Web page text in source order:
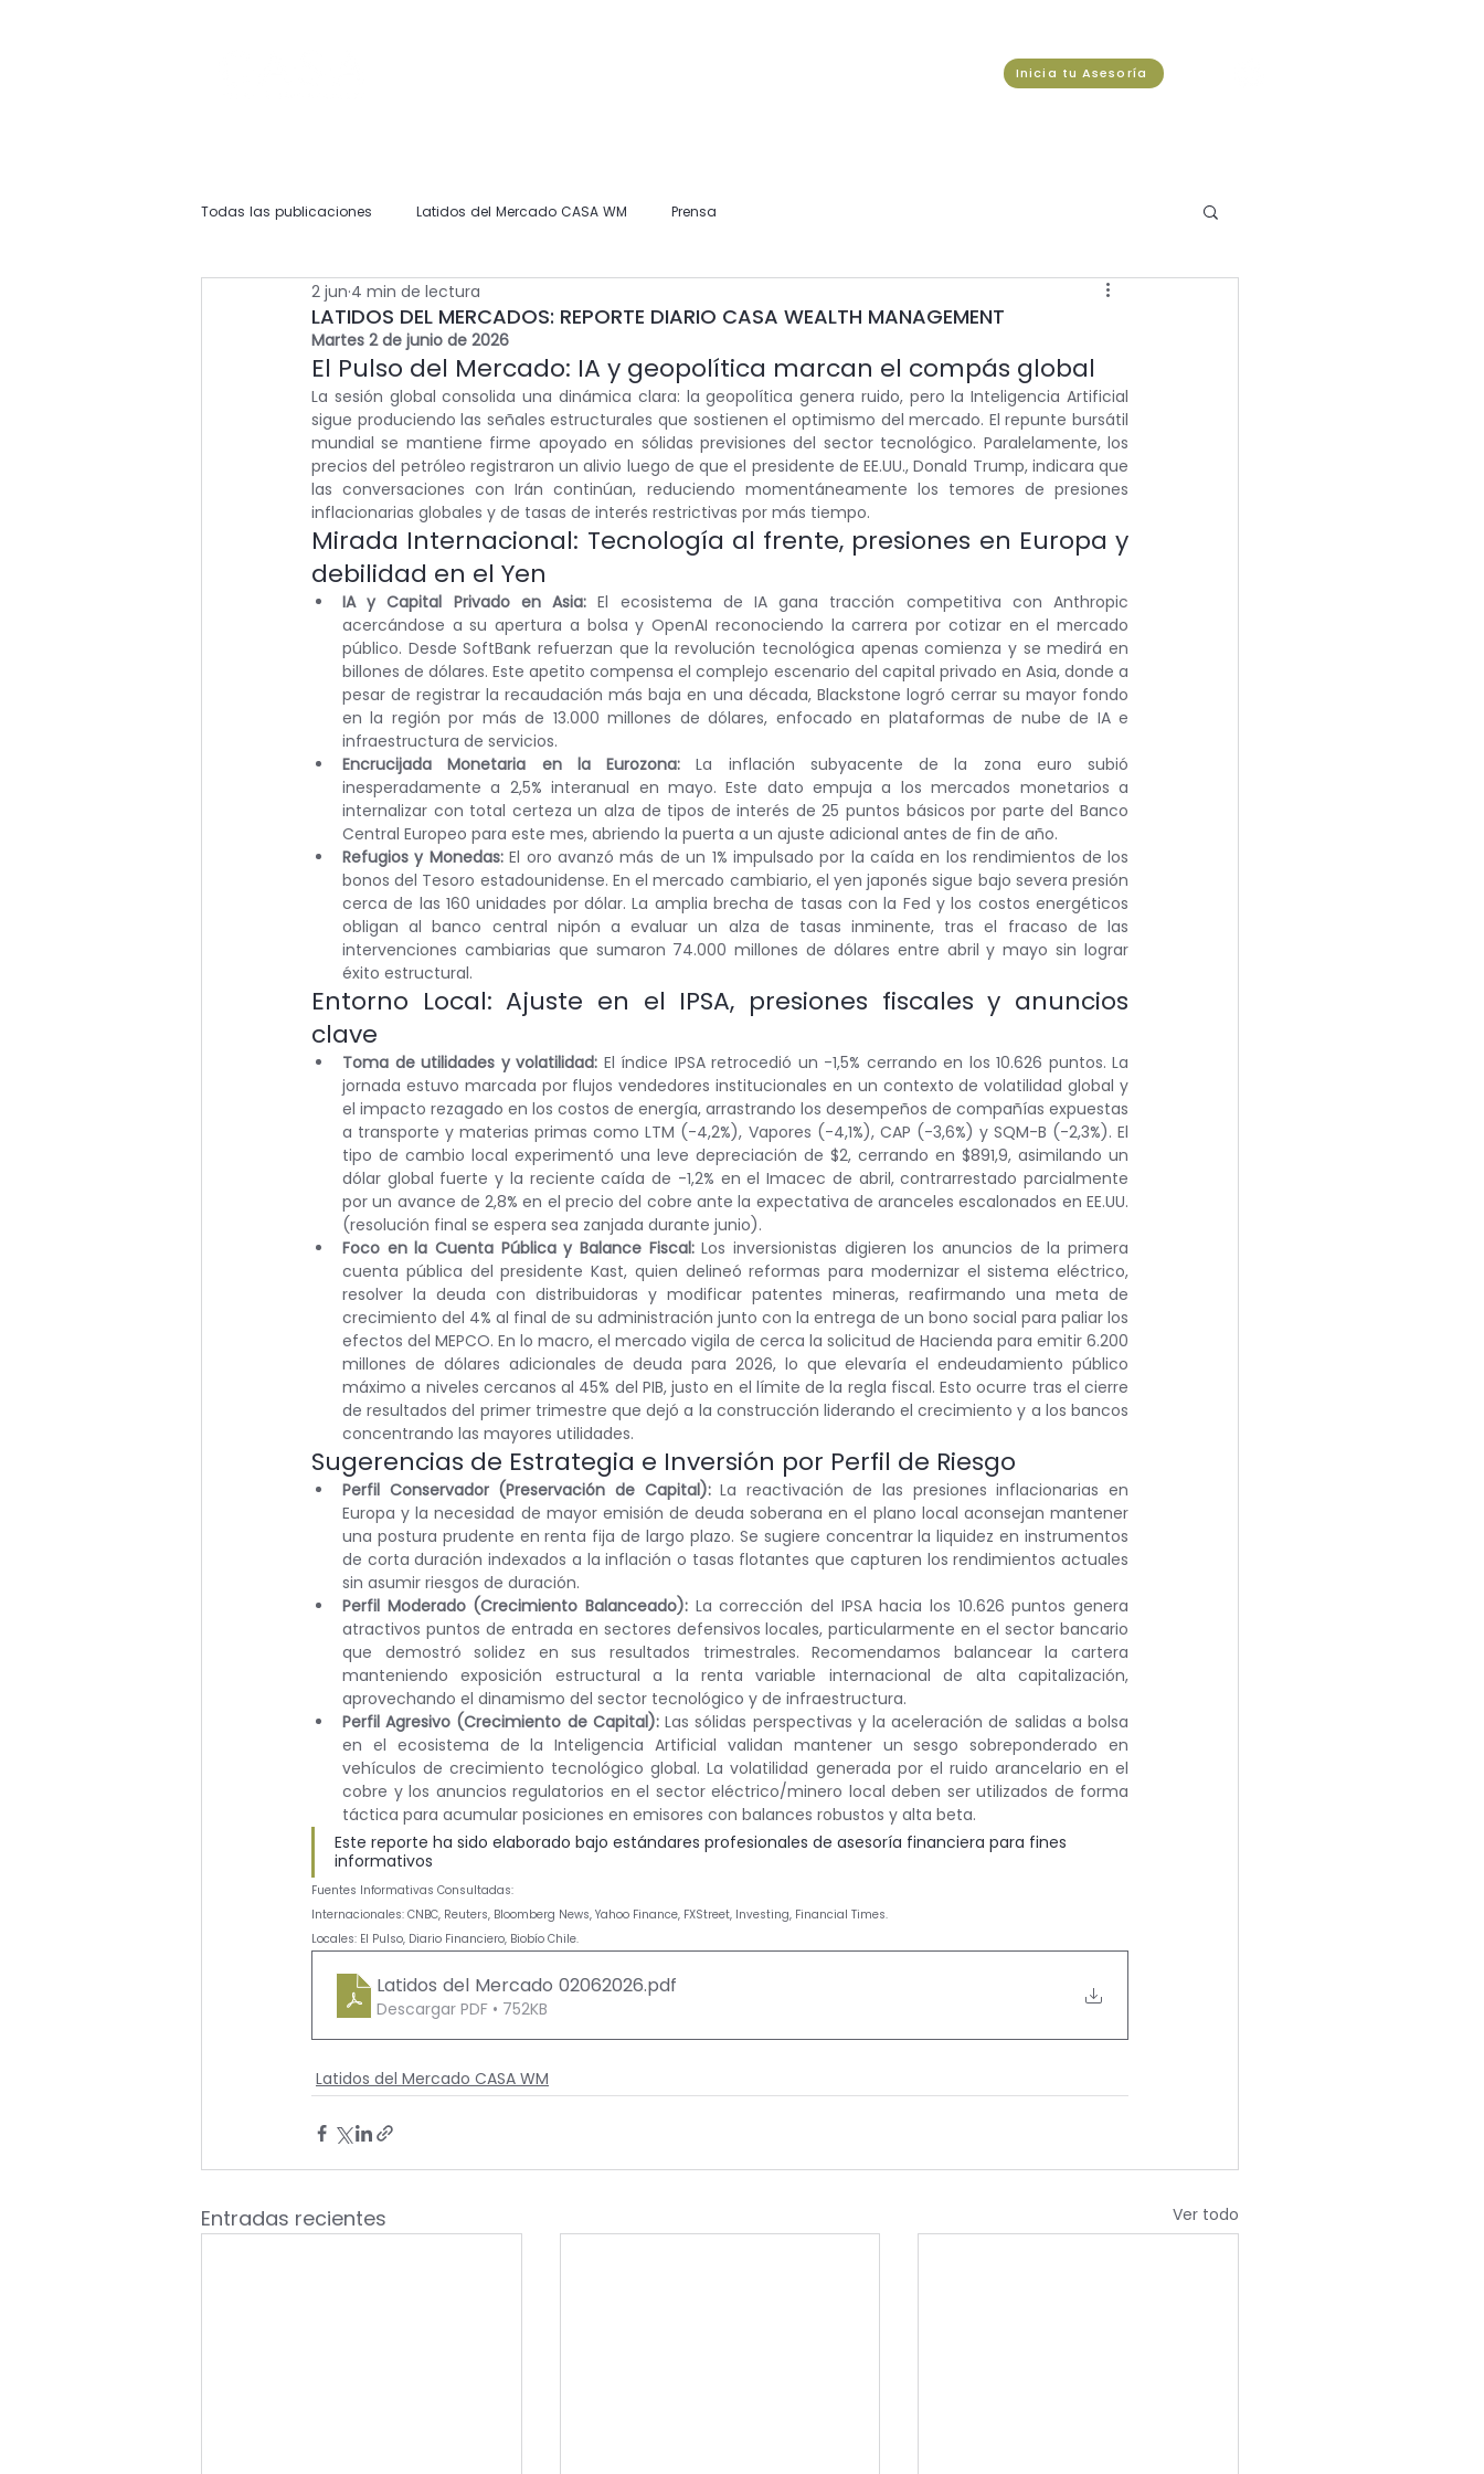
Inicia tu Asesoría
Todas las publicaciones Latidos del Mercado CASA WM Prensa
LATIDOS DEL MERCADOS: REPORTE DIARIO CASA WEALTH MANAGEMENT
2 jun 4 min de lectura
Martes 2 de junio de 2026
El Pulso del Mercado: IA y geopolítica marcan el compás global
La sesión global consolida una dinámica clara: la geopolítica genera ruido, pero la Inteligencia Artificial
sigue produciendo las señales estructurales que sostienen el optimismo del mercado. El repunte bursátil
mundial se mantiene firme apoyado en sólidas previsiones del sector tecnológico. Paralelamente, los
precios del petróleo registraron un alivio luego de que el presidente de EE.UU., Donald Trump, indicara que
las conversaciones con Irán continúan, reduciendo momentáneamente los temores de presiones
inflacionarias globales y de tasas de interés restrictivas por más tiempo.
Mirada Internacional: Tecnología al frente, presiones en Europa y
debilidad en el Yen
IA y Capital Privado en Asia: El ecosistema de IA gana tracción competitiva con Anthropic
acercándose a su apertura a bolsa y OpenAI reconociendo la carrera por cotizar en el mercado
público. Desde SoftBank refuerzan que la revolución tecnológica apenas comienza y se medirá en
billones de dólares. Este apetito compensa el complejo escenario del capital privado en Asia, donde a
pesar de registrar la recaudación más baja en una década, Blackstone logró cerrar su mayor fondo
en la región por más de 13.000 millones de dólares, enfocado en plataformas de nube de IA e
infraestructura de servicios.
Encrucijada Monetaria en la Eurozona: La inflación subyacente de la zona euro subió
inesperadamente a 2,5% interanual en mayo. Este dato empuja a los mercados monetarios a
internalizar con total certeza un alza de tipos de interés de 25 puntos básicos por parte del Banco
Central Europeo para este mes, abriendo la puerta a un ajuste adicional antes de fin de año.
Refugios y Monedas: El oro avanzó más de un 1% impulsado por la caída en los rendimientos de los
bonos del Tesoro estadounidense. En el mercado cambiario, el yen japonés sigue bajo severa presión
cerca de las 160 unidades por dólar. La amplia brecha de tasas con la Fed y los costos energéticos
obligan al banco central nipón a evaluar un alza de tasas inminente, tras el fracaso de las
intervenciones cambiarias que sumaron 74.000 millones de dólares entre abril y mayo sin lograr
éxito estructural.
Entorno Local: Ajuste en el IPSA, presiones fiscales y anuncios
clave
Toma de utilidades y volatilidad: El índice IPSA retrocedió un -1,5% cerrando en los 10.626 puntos. La
jornada estuvo marcada por flujos vendedores institucionales en un contexto de volatilidad global y
el impacto rezagado en los costos de energía, arrastrando los desempeños de compañías expuestas
a transporte y materias primas como LTM (-4,2%), Vapores (-4,1%), CAP (-3,6%) y SQM-B (-2,3%). El
tipo de cambio local experimentó una leve depreciación de $2, cerrando en $891,9, asimilando un
dólar global fuerte y la reciente caída de -1,2% en el Imacec de abril, contrarrestado parcialmente
por un avance de 2,8% en el precio del cobre ante la expectativa de aranceles escalonados en EE.UU.
(resolución final se espera sea zanjada durante junio).
Foco en la Cuenta Pública y Balance Fiscal: Los inversionistas digieren los anuncios de la primera
cuenta pública del presidente Kast, quien delineó reformas para modernizar el sistema eléctrico,
resolver la deuda con distribuidoras y modificar patentes mineras, reafirmando una meta de
crecimiento del 4% al final de su administración junto con la entrega de un bono social para paliar los
efectos del MEPCO. En lo macro, el mercado vigila de cerca la solicitud de Hacienda para emitir 6.200
millones de dólares adicionales de deuda para 2026, lo que elevaría el endeudamiento público
máximo a niveles cercanos al 45% del PIB, justo en el límite de la regla fiscal. Esto ocurre tras el cierre
de resultados del primer trimestre que dejó a la construcción liderando el crecimiento y a los bancos
concentrando las mayores utilidades.
Sugerencias de Estrategia e Inversión por Perfil de Riesgo
Perfil Conservador (Preservación de Capital): La reactivación de las presiones inflacionarias en
Europa y la necesidad de mayor emisión de deuda soberana en el plano local aconsejan mantener
una postura prudente en renta fija de largo plazo. Se sugiere concentrar la liquidez en instrumentos
de corta duración indexados a la inflación o tasas flotantes que capturen los rendimientos actuales
sin asumir riesgos de duración.
Perfil Moderado (Crecimiento Balanceado): La corrección del IPSA hacia los 10.626 puntos genera
atractivos puntos de entrada en sectores defensivos locales, particularmente en el sector bancario
que demostró solidez en sus resultados trimestrales. Recomendamos balancear la cartera
manteniendo exposición estructural a la renta variable internacional de alta capitalización,
aprovechando el dinamismo del sector tecnológico y de infraestructura.
Perfil Agresivo (Crecimiento de Capital): Las sólidas perspectivas y la aceleración de salidas a bolsa
en el ecosistema de la Inteligencia Artificial validan mantener un sesgo sobreponderado en
vehículos de crecimiento tecnológico global. La volatilidad generada por el ruido arancelario en el
cobre y los anuncios regulatorios en el sector eléctrico/minero local deben ser utilizados de forma
táctica para acumular posiciones en emisores con balances robustos y alta beta.
Este reporte ha sido elaborado bajo estándares profesionales de asesoría financiera para fines
informativos
Fuentes Informativas Consultadas:
Internacionales: CNBC, Reuters, Bloomberg News, Yahoo Finance, FXStreet, Investing, Financial Times.
Locales: El Pulso, Diario Financiero, Biobío Chile.
Latidos del Mercado 02062026.pdf
Descargar PDF • 752KB
Latidos del Mercado CASA WM
Entradas recientes Ver todo